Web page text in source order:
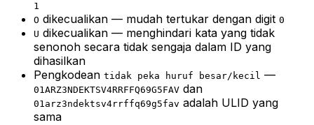
1
O dikecualikan — mudah tertukar dengan digit 0
U dikecualikan — menghindari kata yang tidak
senonoh secara tidak sengaja dalam ID yang
dihasilkan
Pengkodean tidak peka huruf besar/kecil —
01ARZ3NDEKTSV4RRFFQ69G5FAV dan
01arz3ndektsv4rrffq69g5fav adalah ULID yang
sama